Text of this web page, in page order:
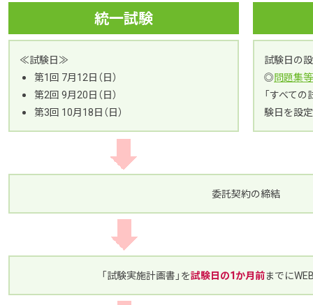
統一試験
≪試験日≫
第1回 7月12日（日）
第2回 9月20日（日）
第3回 10月18日（日）
試験日の
◎問題集
「すべて
験日を設
委託契約の締結
「試験実施計画書」を試験日の1か月前までに